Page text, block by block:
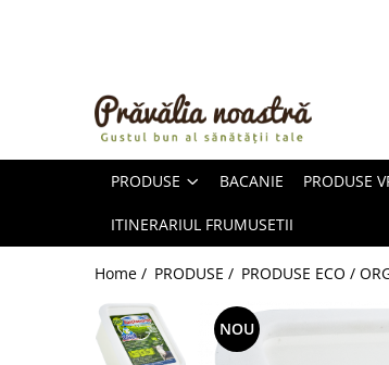
ULEIURI ȘI UNTURI
FRUCTE DESHIDRATATE
FRUCTE LA CONSERVĂ
OȚETURI ȘI SOSURI
PRODUSE BACANIE PRODUSE
ITINERARIUL FRUMUSETII
Home / PRODUSE / PRODUSE ECO /
NOU